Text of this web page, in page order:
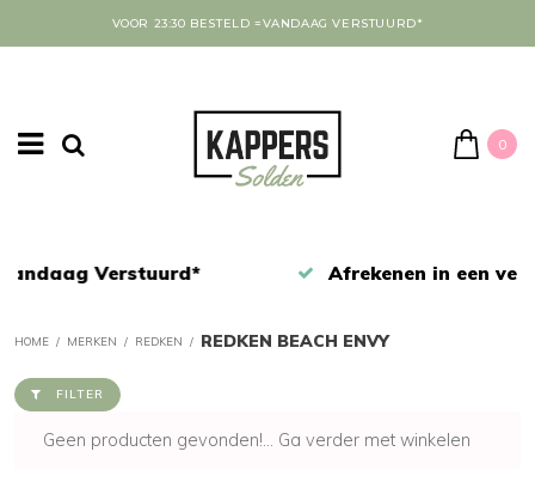
VOOR 23:30 BESTELD =VANDAAG VERSTUURD*
0
Afrekenen in een veilige omgeving
HOME / MERKEN / REDKEN / REDKEN BEACH ENVY
FILTER
Geen producten gevonden!... Ga verder met winkelen